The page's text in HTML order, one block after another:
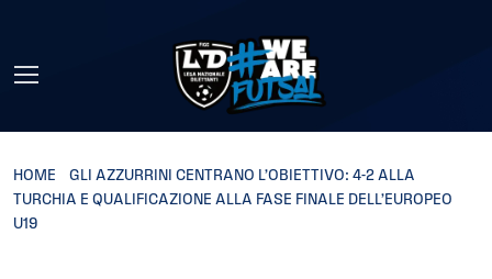
HOME
GLI AZZURRINI CENTRANO L’OBIETTIVO: 4-2 ALLA
TURCHIA E QUALIFICAZIONE ALLA FASE FINALE DELL’EUROPEO
U19